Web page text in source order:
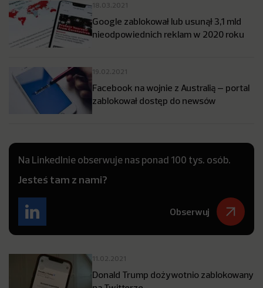
18.03.2021
Google zablokował lub usunął 3,1 mld
nieodpowiednich reklam w 2020 roku
19.02.2021
Facebook na wojnie z Australią – portal
zablokował dostęp do newsów
Na LinkedInie obserwuje nas ponad 100 tys. osób.
Jesteś tam z nami?
Obserwuj
11.02.2021
Donald Trump dożywotnio zablokowany